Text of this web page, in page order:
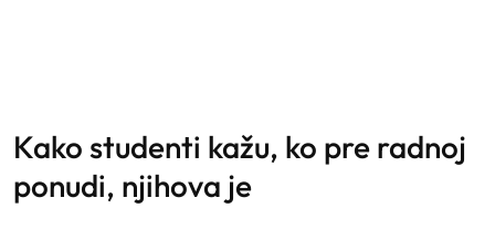
kako studenti kažu, ko pre radnoj
ponudi, njihova je